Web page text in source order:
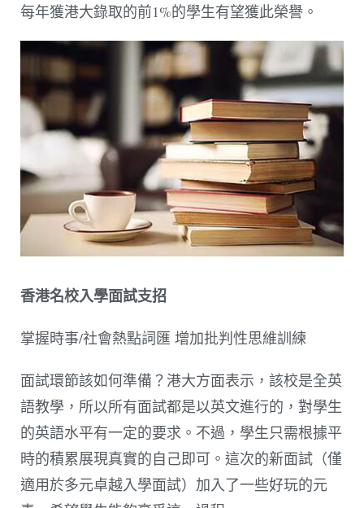
每年獲港大錄取的前1%的學生有望獲此榮譽。
香港名校入學面試支招
掌握時事/社會熱點詞匯 增加批判性思維訓練
面試環節該如何準備？港大方面表示，該校是全英
語教學，所以所有面試都是以英文進行的，對學生
的英語水平有一定的要求。不過，學生只需根據平
時的積累展現真實的自己即可。這次的新面試（僅
適用於多元卓越入學面試）加入了一些好玩的元